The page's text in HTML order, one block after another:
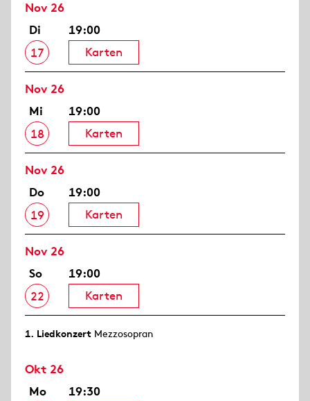
Nov 26
Di
17
19:00
Karten
Nov 26
Mi
18
19:00
Karten
Nov 26
Do
19
19:00
Karten
Nov 26
So
22
19:00
Karten
1. Lied­konzert Mezzosopran
Okt 26
Mo
19:30